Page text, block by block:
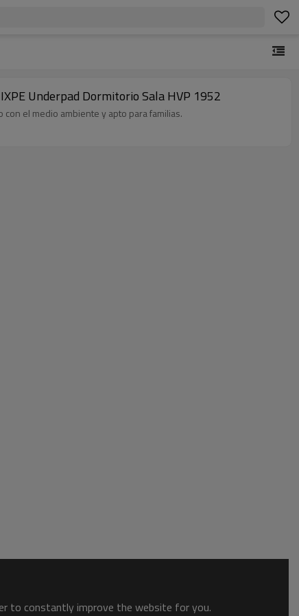
Underpad Dormitorio Sala HVP 1952
el medio ambiente y apto para familias.
to constantly improve the website for you.